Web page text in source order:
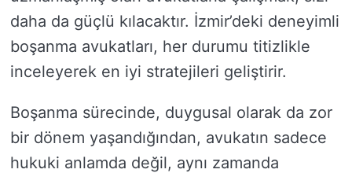
daha da güçlü kılacaktır. İzmir’deki deneyimli
boşanma avukatları, her durumu titizlikle
inceleyerek en iyi stratejileri geliştirir.
Boşanma sürecinde, duygusal olarak da zor
bir dönem yaşandığından, avukatın sadece
hukuki anlamda değil, aynı zamanda